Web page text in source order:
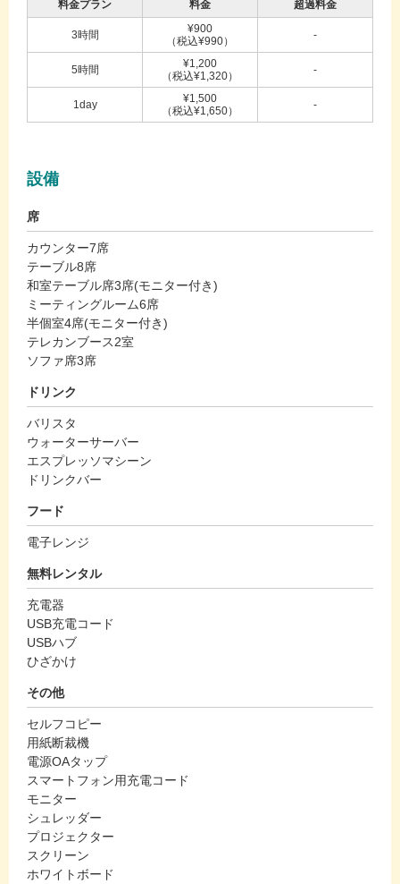
料金プラン 料金 超過料金
3時間
¥900
（税込¥990）
-
5時間
¥1,200
（税込¥1,320）
-
1day
¥1,500
（税込¥1,650）
-
設備
席
カウンター7席
テーブル8席
和室テーブル席3席(モニター付き)
ミーティングルーム6席
半個室4席(モニター付き)
テレカンブース2室
ソファ席3席
ドリンク
バリスタ
ウォーターサーバー
エスプレッソマシーン
ドリンクバー
フード
電子レンジ
無料レンタル
充電器
USB充電コード
USBハブ
ひざかけ
その他
セルフコピー
用紙断裁機
電源OAタップ
スマートフォン用充電コード
モニター
シュレッダー
プロジェクター
スクリーン
ホワイトボード